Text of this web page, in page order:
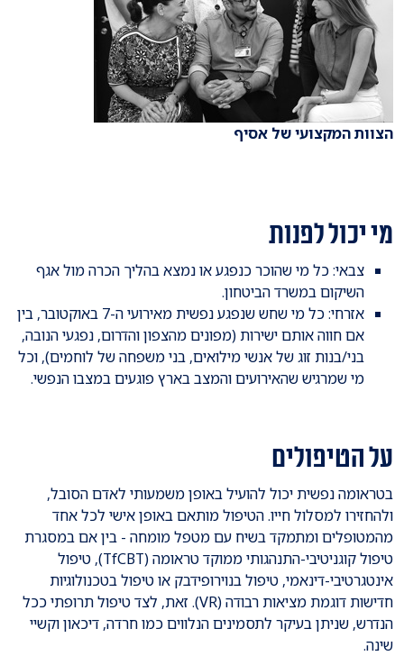
הצוות המקצועי של אסיף
מי יכול לפנות
צבאי: כל מי שהוכר כנפגע או נמצא בהליך הכרה מול אגף
השיקום במשרד הביטחון.
אזרחי: כל מי שחש שנפגע נפשית מאירועי ה-7 באוקטובר, בין
אם חווה אותם ישירות (מפונים מהצפון והדרום, נפגעי הנובה,
בני/בנות זוג של אנשי מילואים, בני משפחה של לוחמים), וכל
מי שמרגיש שהאירועים והמצב בארץ פוגעים במצבו הנפשי.
על הטיפולים
בטראומה נפשית יכול להועיל באופן משמעותי לאדם הסובל,
ולהחזירו למסלול חייו. הטיפול מותאם באופן אישי לכל אחד
מהמטופלים ומתמקד בשיח עם מטפל מומחה - בין אם במסגרת
טיפול קוגניטיבי-התנהגותי ממוקד טראומה (TfCBT), טיפול
אינטגרטיבי-דינאמי, טיפול בנוירופידבק או טיפול בטכנולוגיות
חדישות דוגמת מציאות רבודה (VR). זאת, לצד טיפול תרופתי ככל
הנדרש, שניתן בעיקר לתסמינים הנלווים כמו חרדה, דיכאון וקשיי
שינה.